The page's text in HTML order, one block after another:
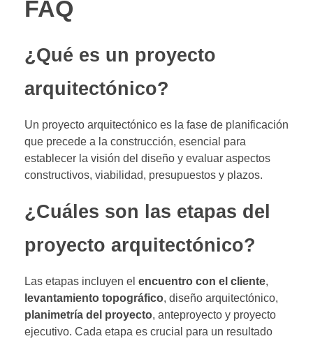
FAQ
¿Qué es un proyecto
arquitectónico?
Un proyecto arquitectónico es la fase de planificación
que precede a la construcción, esencial para
establecer la visión del diseño y evaluar aspectos
constructivos, viabilidad, presupuestos y plazos.
¿Cuáles son las etapas del
proyecto arquitectónico?
Las etapas incluyen el encuentro con el cliente,
levantamiento topográfico, diseño arquitectónico,
planimetría del proyecto, anteproyecto y proyecto
ejecutivo. Cada etapa es crucial para un resultado